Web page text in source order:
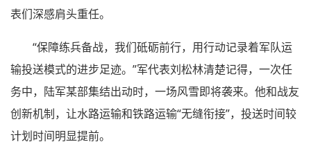
表们深感肩头重任。
“保障练兵备战，我们砥砺前行，用行动记录着军队运
输投送模式的进步足迹。”军代表刘松林清楚记得，一次任
务中，陆军某部集结出动时，一场风雪即将袭来。他和战友
创新机制，让水路运输和铁路运输“无缝衔接”，投送时间较
计划时间明显提前。